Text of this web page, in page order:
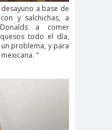
a base de
y salchichas, a
a comer
todo el día,
problema, y ​​para
"